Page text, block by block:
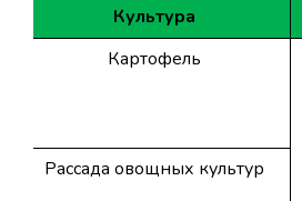
Культура
Картофель
Рассада овощных культур